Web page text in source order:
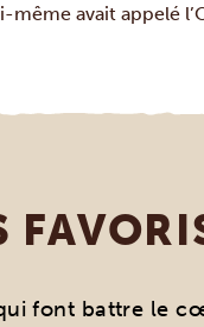
avait appelé
font battre le